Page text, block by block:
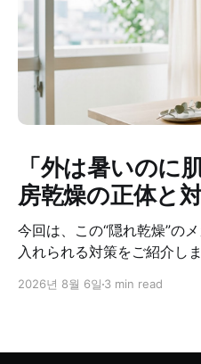
「外は暑いのに
房乾燥の正体と
今回は、この“隠れ乾燥”の
入れられる対策をご紹介しま
2026년 8월 6일 3 min read